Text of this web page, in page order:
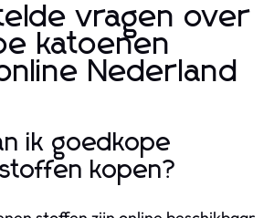
vragen over
katoenen
Nederland
ik goedkope
kopen?